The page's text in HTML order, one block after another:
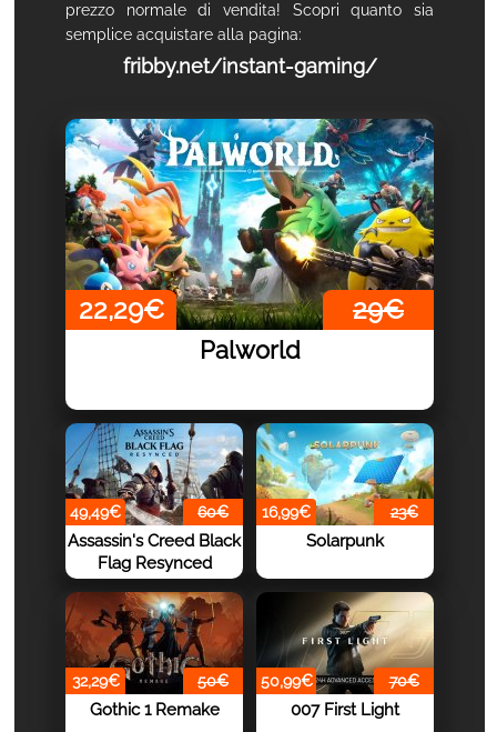
prezzo normale di vendita! Scopri quanto sia
semplice acquistare alla pagina:
fribby.net/instant-gaming/
22,29€ 29€
Palworld
49,49€ 60€
Assassin's Creed Black
Flag Resynced
16,99€ 23€
Solarpunk
32,29€ 50€
Gothic 1 Remake
50,99€ 70€
007 First Light